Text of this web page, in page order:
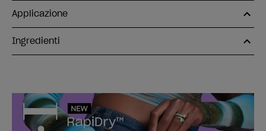
Applicazione
Ingredienti